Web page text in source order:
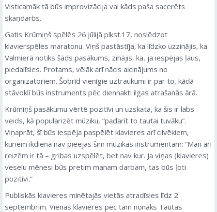
Visticamāk tā būs improvizācija vai kāds paša sacerēts
skaņdarbs.
Gatis Krūmiņš spēlēs 26.jūlijā plkst.17, noslēdzot
klavierspēles maratonu. Viņš pastāstīja, ka līdzko uzzinājis, ka
Valmierā notiks šāds pasākums, zinājis, ka, ja iespējas ļaus,
piedalīsies. Protams, vēlāk arī nācis aicinājums no
organizatoriem. Šobrīd vienīgie uztraukumi ir par to, kādā
stāvoklī būs instruments pēc diennakti ilgas atrašanās ārā.
Krūmiņš pasākumu vērtē pozitīvi un uzskata, ka šis ir labs
veids, kā popularizēt mūziku, “padarīt to tautai tuvāku”.
Viņaprāt, šī būs iespēja paspēlēt klavieres arī cilvēkiem,
kuriem ikdienā nav pieejas šim mūzikas instrumentam: “Man arī
reizēm ir tā – gribas uzspēlēt, bet nav kur. Ja viņas (klavieres)
veselu mēnesi būs pretim manam darbam, tas būs ļoti
pozitīvi.”
Publiskās klavieres minētajās vietās atradīsies līdz 2.
septembrim. Vienas klavieres pēc tam nonāks Tautas